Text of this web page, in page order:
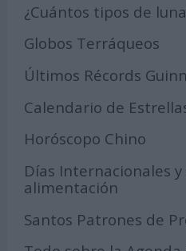
¿Cuántos tipos de
Globos Terráqueos
Últimos Récords
Calendario de
Horóscopo Chino
Días Internacionales
alimentación
Santos Patrones de